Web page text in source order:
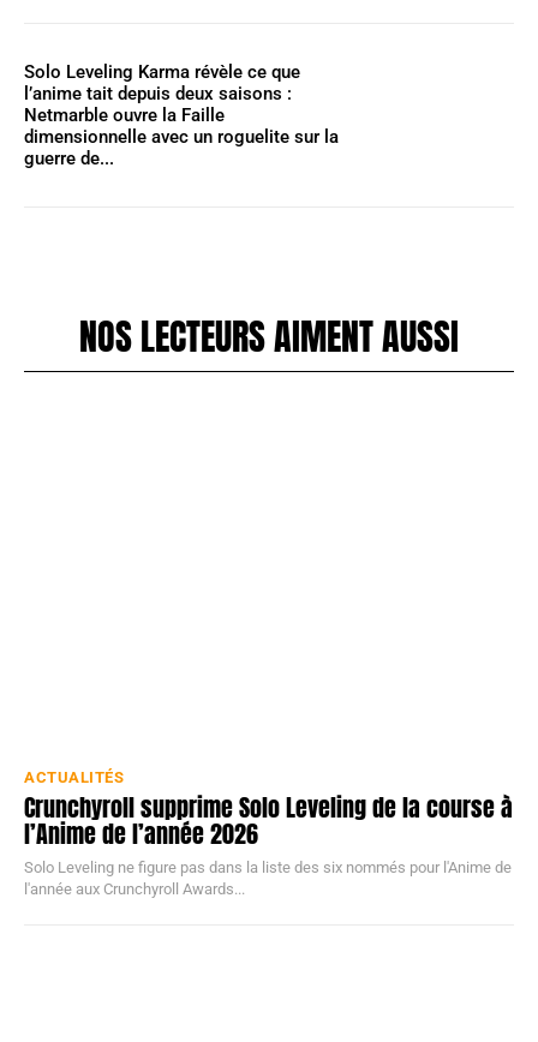
Solo Leveling Karma révèle ce que
l’anime tait depuis deux saisons :
Netmarble ouvre la Faille
dimensionnelle avec un roguelite sur la
guerre de...
NOS LECTEURS AIMENT AUSSI
ACTUALITÉS
Crunchyroll supprime Solo Leveling de la course à
l’Anime de l’année 2026
Solo Leveling ne figure pas dans la liste des six nommés pour l'Anime de
l'année aux Crunchyroll Awards...